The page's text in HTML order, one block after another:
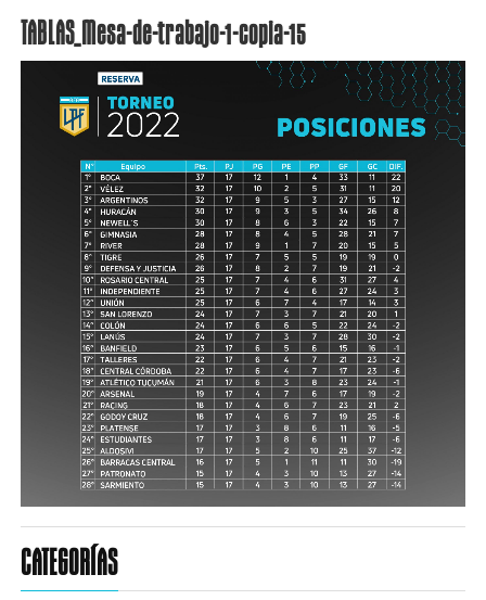
TABLAS_Mesa-de-trabajo-1-copia-15
CATEGORÍAS